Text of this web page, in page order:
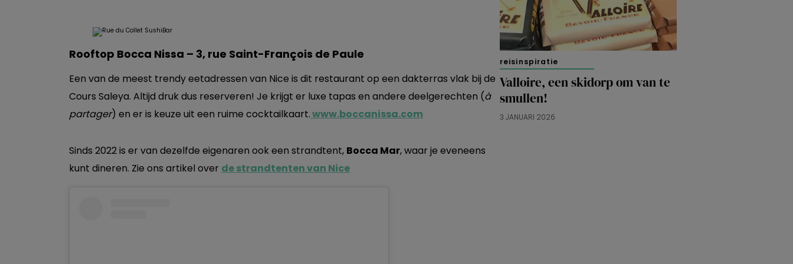
Rooftop Bocca Nissa – 3, rue Saint-François de Paule
Een van de meest trendy eetadressen van Nice is dit restaurant op een dakterras vlak bij de
Cours Saleya. Altijd druk dus reserveren! Je krijgt er luxe tapas en andere deelgerechten (à
partager) en er is keuze uit een ruime cocktailkaart.www.boccanissa.com
Sinds 2022 is er van dezelfde eigenaren ook een strandtent, Bocca Mar, waar je eveneens
kunt dineren. Zie ons artikel over de strandtenten van Nice
reisinspiratie
Valloire, een skidorp om van te
smullen!
3 JANUARI 2026